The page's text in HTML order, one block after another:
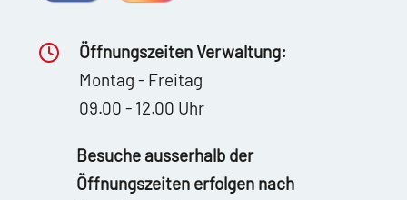
Öffnungszeiten Verwaltung:
Montag - Freitag
09.00 - 12.00 Uhr
Besuche ausserhalb der
Öffnungszeiten erfolgen nach